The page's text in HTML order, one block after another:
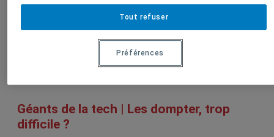
Le LATICCE, le laboratoire qui a façonné
la découvrabilité culturelle
Lepetitjournal.com, 18 juillet 2026,
Géants de la tech | Les dompter, trop
difficile ?
Tout refuser
Préférences